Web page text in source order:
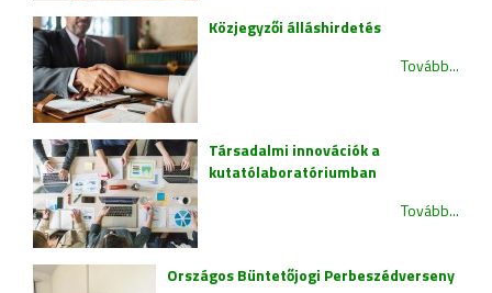
Közjegyzői álláshirdetés
Tovább...
Társadalmi innovációk a
kutatólaboratóriumban
Tovább...
Országos Büntetőjogi Perbeszédverseny